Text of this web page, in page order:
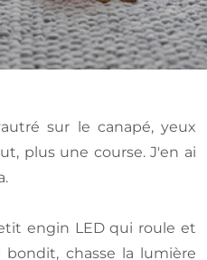
sur le canapé, yeux
plus une course. J'en ai
engin LED qui roule et
chasse la lumière